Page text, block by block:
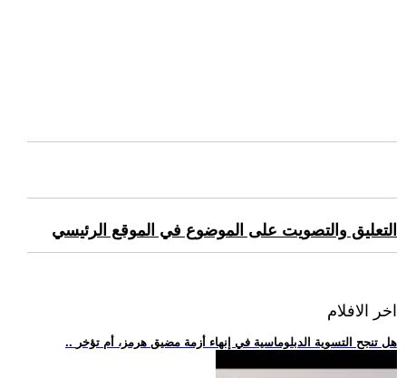
التعليق والتصويت على الموضوع في الموقع الرئيسي
اخر الافلام
.. هل تنجح التسوية الدبلوماسية في إنهاء أزمة مضيق هرمز، أم تؤخر